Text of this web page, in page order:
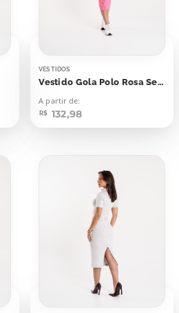
VESTIDOS
Vestido Gola Polo Rosa Seco
A partir de:
R$ 132,98